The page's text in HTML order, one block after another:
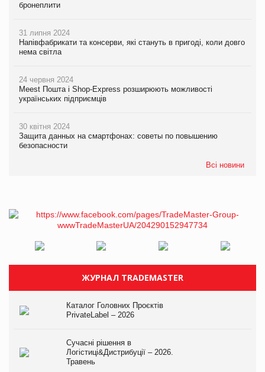
бронеплити
31 липня 2024
Напівфабрикати та консерви, які стануть в пригоді, коли довго
нема світла
24 червня 2024
Meest Пошта і Shop-Express розширюють можливості
українських підприємців
30 квітня 2024
Защита данных на смартфонах: советы по повышению
безопасности
Всі новини
ЖУРНАЛ TRADEMASTER
Каталог Головних Проєктів
PrivateLabel – 2026
Сучасні рішення в
Логістиці&Дистрибуції – 2026.
Травень